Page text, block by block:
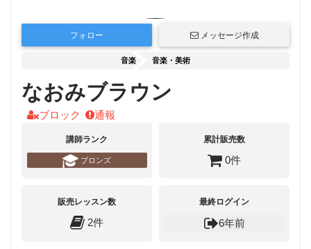
フォロー メッセージ作成
音楽 音楽・美術
なおみブラウン
ブロック 通報
講師ランク
ブロンズ
累計販売数
0件
販売レッスン数
2件
最終ログイン
6年前